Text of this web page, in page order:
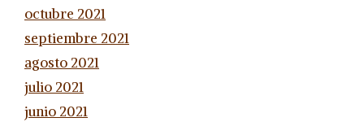
octubre 2021
septiembre 2021
agosto 2021
julio 2021
junio 2021